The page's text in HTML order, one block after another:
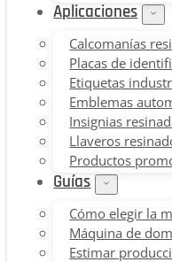
Aplicaciones
Calcomanías
Placas de
Etiquetas
Emblemas
Insignias
Llaveros
Productos
Guías
Cómo elegir la
Máquina de
Estimar